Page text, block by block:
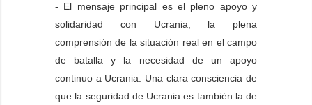
- El mensaje principal es el pleno apoyo y
solidaridad con Ucrania, la plena
comprensión de la situación real en el campo
de batalla y la necesidad de un apoyo
continuo a Ucrania. Una clara consciencia de
que la seguridad de Ucrania es también la de